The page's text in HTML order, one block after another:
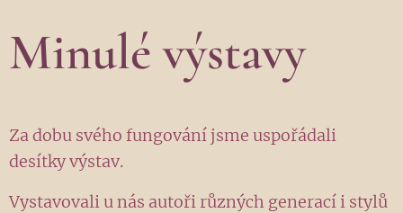
Minulé výstavy
Za dobu svého fungování jsme uspořádali
desítky výstav.
Vystavovali u nás autoři různých generací i stylů